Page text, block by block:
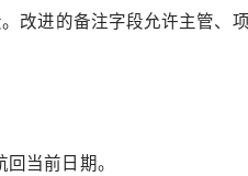
改进的备注字段允许主管、
当前日期。